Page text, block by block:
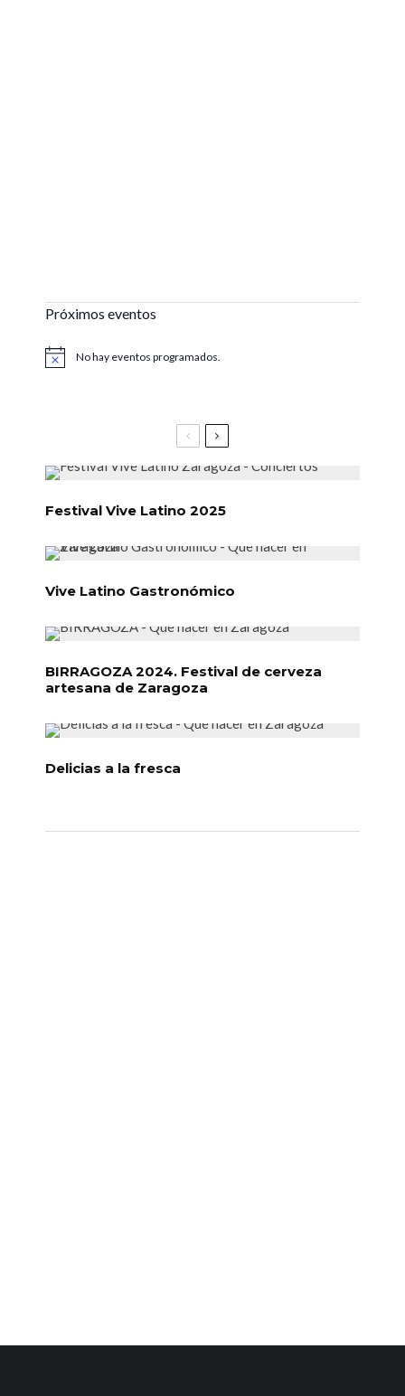
Próximos eventos
Aviso No hay eventos programados.
Festival Vive Latino 2025
Vive Latino Gastronómico
BIRRAGOZA 2024. Festival de cerveza
artesana de Zaragoza
Delicias a la fresca